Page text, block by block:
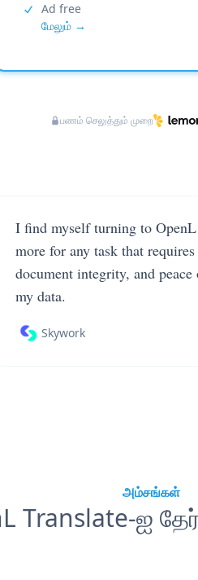
Ad free
மேலும் →
பணம் செலுத்தும் முறை
I find myself turning to
more for any task that
document integrity, and
my data.
Skywork
அம்சங்கள்
Translate-ஐ